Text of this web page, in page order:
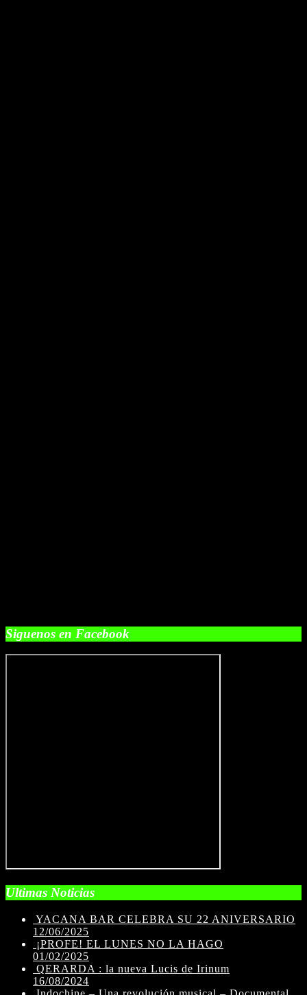
Siguenos en Facebook
Ultimas Noticias
YACANA BAR CELEBRA SU 22 ANIVERSARIO
12/06/2025
¡PROFE! EL LUNES NO LA HAGO
01/02/2025
QERARDA : la nueva Lucis de Irinum
16/08/2024